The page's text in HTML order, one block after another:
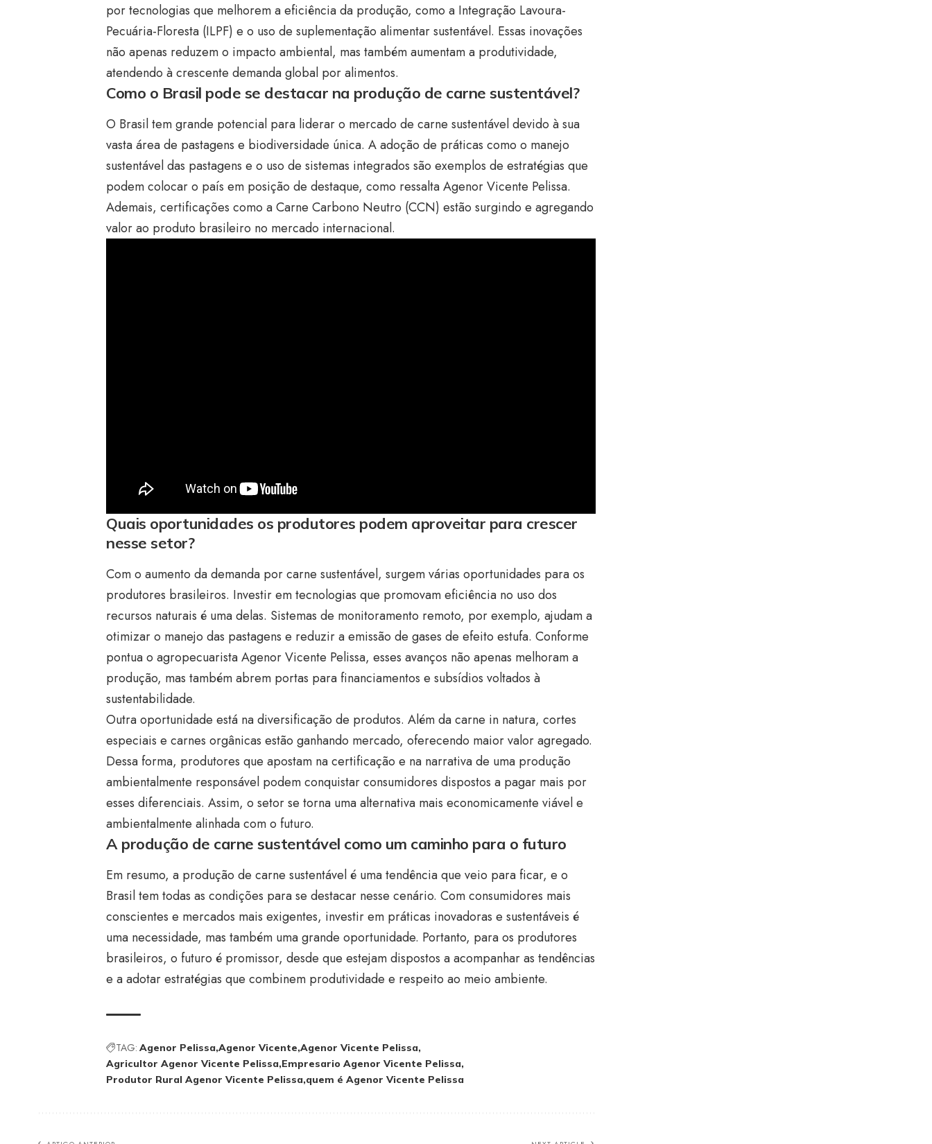
por tecnologias que melhorem a eficiência da produção, como a Integração Lavoura-
Pecuária-Floresta (ILPF) e o uso de suplementação alimentar sustentável. Essas inovações
não apenas reduzem o impacto ambiental, mas também aumentam a produtividade,
atendendo à crescente demanda global por alimentos.
Como o Brasil pode se destacar na produção de carne sustentável?
O Brasil tem grande potencial para liderar o mercado de carne sustentável devido à sua
vasta área de pastagens e biodiversidade única. A adoção de práticas como o manejo
sustentável das pastagens e o uso de sistemas integrados são exemplos de estratégias que
podem colocar o país em posição de destaque, como ressalta Agenor Vicente Pelissa.
Ademais, certificações como a Carne Carbono Neutro (CCN) estão surgindo e agregando
valor ao produto brasileiro no mercado internacional.
Quais oportunidades os produtores podem aproveitar para crescer
nesse setor?
Com o aumento da demanda por carne sustentável, surgem várias oportunidades para os
produtores brasileiros. Investir em tecnologias que promovam eficiência no uso dos
recursos naturais é uma delas. Sistemas de monitoramento remoto, por exemplo, ajudam a
otimizar o manejo das pastagens e reduzir a emissão de gases de efeito estufa. Conforme
pontua o agropecuarista Agenor Vicente Pelissa, esses avanços não apenas melhoram a
produção, mas também abrem portas para financiamentos e subsídios voltados à
sustentabilidade.
Outra oportunidade está na diversificação de produtos. Além da carne in natura, cortes
especiais e carnes orgânicas estão ganhando mercado, oferecendo maior valor agregado.
Dessa forma, produtores que apostam na certificação e na narrativa de uma produção
ambientalmente responsável podem conquistar consumidores dispostos a pagar mais por
esses diferenciais. Assim, o setor se torna uma alternativa mais economicamente viável e
ambientalmente alinhada com o futuro.
A produção de carne sustentável como um caminho para o futuro
Em resumo, a produção de carne sustentável é uma tendência que veio para ficar, e o
Brasil tem todas as condições para se destacar nesse cenário. Com consumidores mais
conscientes e mercados mais exigentes, investir em práticas inovadoras e sustentáveis é
uma necessidade, mas também uma grande oportunidade. Portanto, para os produtores
brasileiros, o futuro é promissor, desde que estejam dispostos a acompanhar as tendências
e a adotar estratégias que combinem produtividade e respeito ao meio ambiente.
TAG: Agenor Pelissa Agenor Vicente Agenor Vicente Pelissa
Agricultor Agenor Vicente Pelissa Empresario Agenor Vicente Pelissa
Produtor Rural Agenor Vicente Pelissa quem é Agenor Vicente Pelissa